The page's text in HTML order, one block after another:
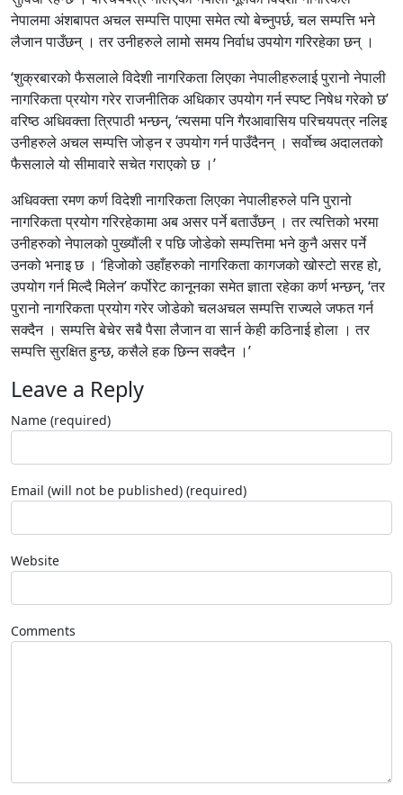
नेपालमा अंशबापत अचल सम्पत्ति पाएमा समेत त्यो बेच्नुपर्छ, चल सम्पत्ति भने
लैजान पाउँछन् । तर उनीहरुले लामो समय निर्वाध उपयोग गरिरहेका छन् ।
‘शुक्रबारको फैसलाले विदेशी नागरिकता लिएका नेपालीहरुलाई पुरानो नेपाली
नागरिकता प्रयोग गरेर राजनीतिक अधिकार उपयोग गर्न स्पष्ट निषेध गरेको छ’
वरिष्ठ अधिवक्ता त्रिपाठी भन्छन्, ‘त्यसमा पनि गैरआवासिय परिचयपत्र नलिइ
उनीहरुले अचल सम्पत्ति जोड्न र उपयोग गर्न पाउँदैनन् । सर्वोच्च अदालतको
फैसलाले यो सीमावारे सचेत गराएको छ ।’
अधिवक्ता रमण कर्ण विदेशी नागरिकता लिएका नेपालीहरुले पनि पुरानो
नागरिकता प्रयोग गरिरहेकामा अब असर पर्ने बताउँछन् । तर त्यत्तिको भरमा
उनीहरुको नेपालको पुख्यौंली र पछि जोडेको सम्पत्तिमा भने कुनै असर पर्ने
उनको भनाइ छ । ‘हिजोको उहाँहरुको नागरिकता कागजको खोस्टो सरह हो,
उपयोग गर्न मिल्दै मिलेन’ कर्पोरेट कानूनका समेत ज्ञाता रहेका कर्ण भन्छन्, ‘तर
पुरानो नागरिकता प्रयोग गरेर जोडेको चलअचल सम्पत्ति राज्यले जफत गर्न
सक्दैन । सम्पत्ति बेचेर सबै पैसा लैजान वा सार्न केही कठिनाई होला । तर
सम्पत्ति सुरक्षित हुन्छ, कसैले हक छिन्न सक्दैन ।’
Leave a Reply
Name (required)
Email (will not be published) (required)
Website
Comments